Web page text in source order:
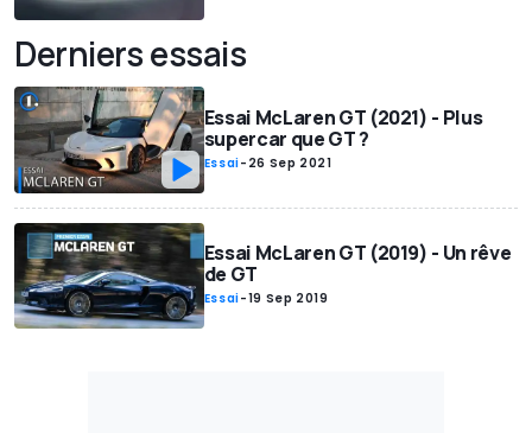
Derniers essais
Essai McLaren GT (2021) - Plus
supercar que GT ?
Essai- 26 Sep 2021
Essai McLaren GT (2019) - Un rêve
de GT
Essai-19 Sep 2019